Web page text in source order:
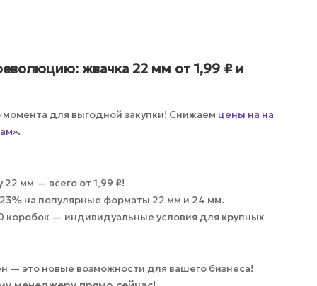
жвачка 22 мм от 1,99 ₽ и
для выгодной закупки! Снижаем цены на на
22 мм — всего от 1,99 ₽!
на популярные форматы 22 мм и 24 мм.
коробок — индивидуальные условия для крупных
— это новые возможности для вашего бизнеса!